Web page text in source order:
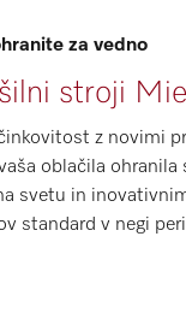
za vedno
stroji
z novimi
oblačila ohranila
svetu in
standard v negi